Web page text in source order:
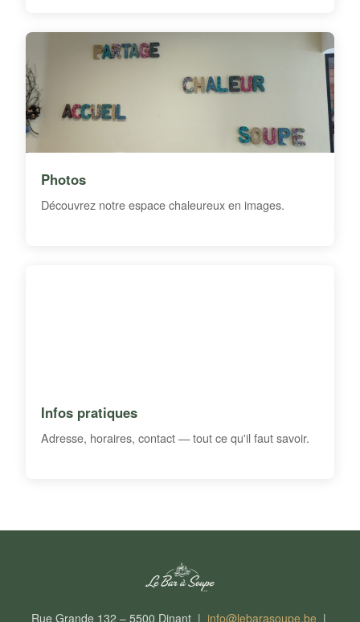
Photos
Découvrez notre espace chaleureux en images.
Infos pratiques
Adresse, horaires, contact — tout ce qu'il faut savoir.
Rue Grande 132 – 5500 Dinant | info@lebarasoupe.be|